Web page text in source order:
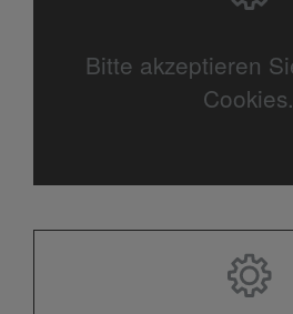
Bitte akzeptieren
Cookies.